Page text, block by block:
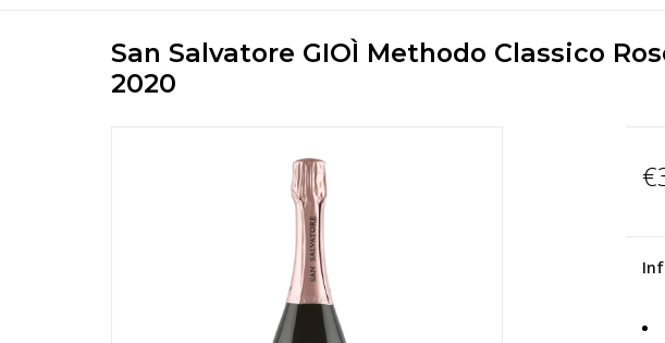
San Salvatore GIOÌ Methodo Classico
2020